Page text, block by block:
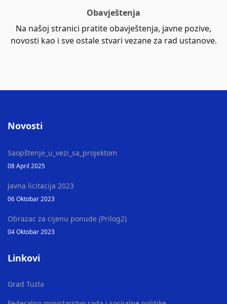
Obavještenja
Na našoj stranici pratite obavještenja, javne pozive,
novosti kao i sve ostale stvari vezane za rad ustanove.
Novosti
Saopštenje_u_vezi_sa_projektom
08 April 2025
Javna licitacija 2023
06 Oktobar 2023
Obrazac za cijenu ponude (Prilog2)
04 Oktobar 2023
Linkovi
Grad Tuzla